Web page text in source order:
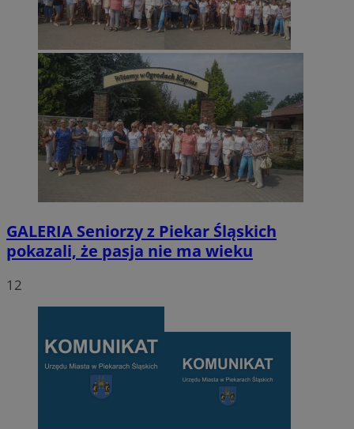
GALERIA Seniorzy z Piekar Śląskich
pokazali, że pasja nie ma wieku
12